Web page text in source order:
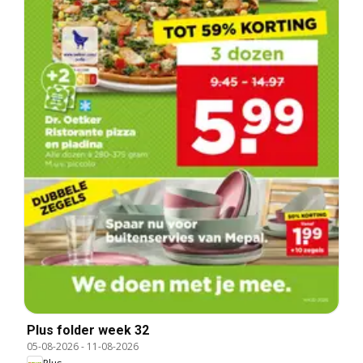
Plus folder week 32
05-08-2026- 11-08-2026